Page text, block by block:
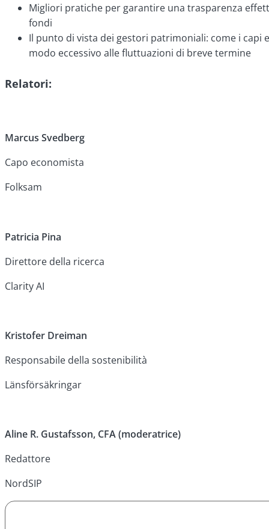
Migliori pratiche per garantire una trasparenza
fondi
Il punto di vista dei gestori patrimoniali: come i
modo eccessivo alle fluttuazioni di breve termine
Relatori:
Marcus Svedberg
Capo economista
Folksam
Patricia Pina
Direttore della ricerca
Clarity AI
Kristofer Dreiman
Responsabile della sostenibilità
Länsförsäkringar
Aline R. Gustafsson, CFA (moderatrice)
Redattore
NordSIP